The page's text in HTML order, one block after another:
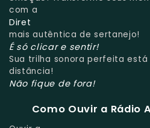
com a
Diret
mais autêntica de sertanejo!
É só clicar e sentir!
Sua trilha sonora perfeita
distância!
Não fique de fora!
Como Ouvir a Rádio